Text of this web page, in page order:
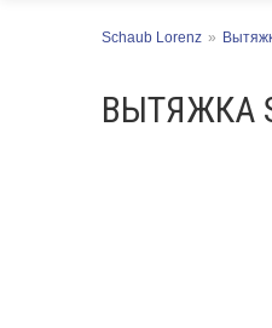
Schaub Lorenz »
ВЫТЯЖКА